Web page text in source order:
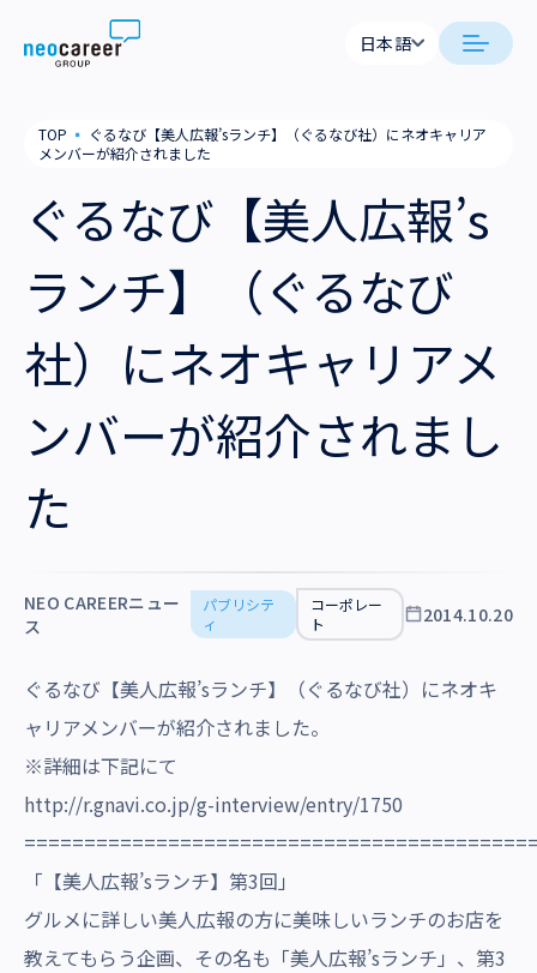
Skip to content
私たちの考え方
就労支援
業務支援
役員一覧
拠点一覧
グループ会社
サステナビリティ
採用情報
日本語
TOP ▪ ぐるなび【美人広報’sランチ】（ぐるなび社）にネオキャリア
メンバーが紹介されました
ぐるなび【美人広報’s
ランチ】（ぐるなび
社）にネオキャリアメ
ンバーが紹介されまし
た
NEO CAREERニュー
ス
パブリシテ
ィ
コーポレー
ト
2014.10.20
ぐるなび【美人広報’sランチ】（ぐるなび社）にネオキ
ャリアメンバーが紹介されました。
※詳細は下記にて
http://r.gnavi.co.jp/g-interview/entry/1750
「【美人広報’sランチ】第3回」
グルメに詳しい美人広報の方に美味しいランチのお店を
教えてもらう企画、その名も「美人広報’sランチ」、第3